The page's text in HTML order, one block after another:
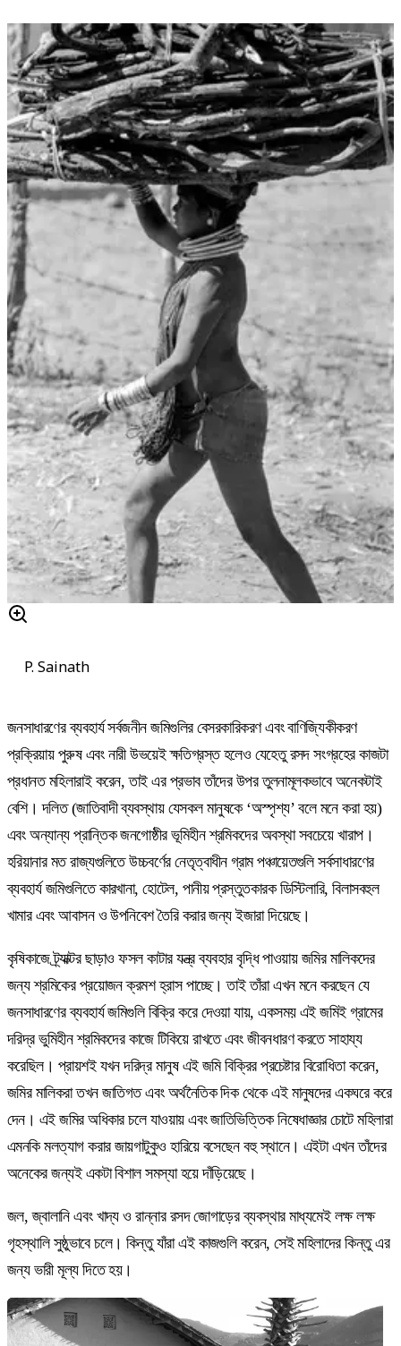
P. Sainath
জনসাধারণের ব্যবহার্য সর্বজনীন জমিগুলির বেসরকারিকরণ এবং বাণিজ্যিকীকরণ
প্রক্রিয়ায় পুরুষ এবং নারী উভয়েই ক্ষতিগ্রস্ত হলেও যেহেতু রসদ সংগ্রহের কাজটা
প্রধানত মহিলারাই করেন, তাই এর প্রভাব তাঁদের উপর তুলনামূলকভাবে অনেকটাই
বেশি। দলিত (জাতিবাদী ব্যবস্থায় যেসকল মানুষকে ‘অস্পৃশ্য’ বলে মনে করা হয়)
এবং অন্যান্য প্রান্তিক জনগোষ্ঠীর ভূমিহীন শ্রমিকদের অবস্থা সবচেয়ে খারাপ।
হরিয়ানার মত রাজ্যগুলিতে উচ্চবর্ণের নেতৃত্বাধীন গ্রাম পঞ্চায়েতগুলি সর্বসাধারণের
ব্যবহার্য জমিগুলিতে কারখানা, হোটেল, পানীয় প্রস্তুতকারক ডিস্টিলারি, বিলাসবহুল
খামার এবং আবাসন ও উপনিবেশ তৈরি করার জন্য ইজারা দিয়েছে।
কৃষিকাজে ট্র্যাক্টর ছাড়াও ফসল কাটার যন্ত্র ব্যবহার বৃদ্ধি পাওয়ায় জমির মালিকদের
জন্য শ্রমিকের প্রয়োজন ক্রমশ হ্রাস পাচ্ছে। তাই তাঁরা এখন মনে করছেন যে
জনসাধারণের ব্যবহার্য জমিগুলি বিক্রি করে দেওয়া যায়, একসময় এই জমিই গ্রামের
দরিদ্র ভুমিহীন শ্রমিকদের কাজে টিকিয়ে রাখতে এবং জীবনধারণ করতে সাহায্য
করেছিল। প্রায়শই যখন দরিদ্র মানুষ এই জমি বিক্রির প্রচেষ্টার বিরোধিতা করেন,
জমির মালিকরা তখন জাতিগত এবং অর্থনৈতিক দিক থেকে এই মানুষদের একঘরে করে
দেন। এই জমির অধিকার চলে যাওয়ায় এবং জাতিভিত্তিক নিষেধাজ্ঞার চোটে মহিলারা
এমনকি মলত্যাগ করার জায়গাটুকুও হারিয়ে বসেছেন বহু স্থানে। এইটা এখন তাঁদের
অনেকের জন্যই একটা বিশাল সমস্যা হয়ে দাঁড়িয়েছে।
জল, জ্বালানি এবং খাদ্য ও রান্নার রসদ জোগাড়ের ব্যবস্থার মাধ্যমেই লক্ষ লক্ষ
গৃহস্থালি সুষ্ঠুভাবে চলে। কিন্তু যাঁরা এই কাজগুলি করেন, সেই মহিলাদের কিন্তু এর
জন্য ভারী মূল্য দিতে হয়।